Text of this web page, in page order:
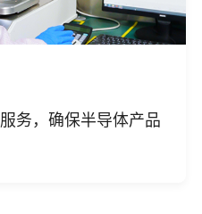
务，确保半导体产品